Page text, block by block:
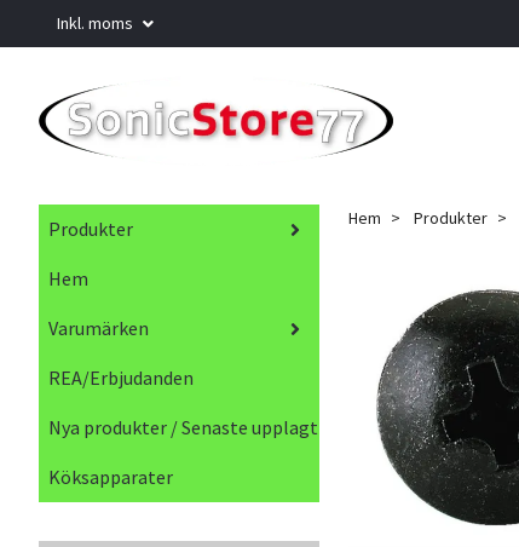
Inkl. moms
Produkter
Hem
Varumärken
REA/Erbjudanden
Nya produkter / Senaste upplagt
Köksapparater
Hem Produkter